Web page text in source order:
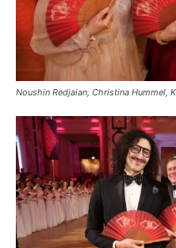
Noushin Redjaian, Christina Hummel,